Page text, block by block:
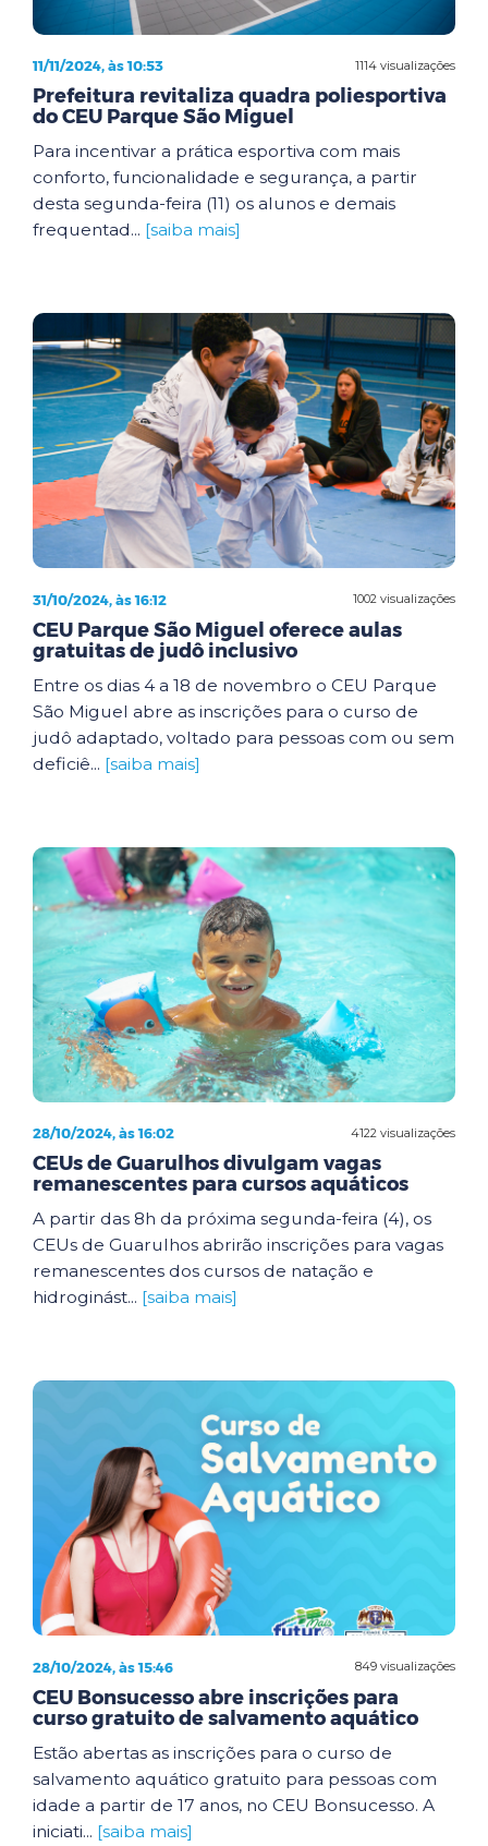
1114 visualizações
11/11/2024, às 10:53
Prefeitura revitaliza quadra poliesportiva
do CEU Parque São Miguel
Para incentivar a prática esportiva com mais
conforto, funcionalidade e segurança, a partir
desta segunda-feira (11) os alunos e demais
frequentad... [saiba mais]
1002 visualizações
31/10/2024, às 16:12
CEU Parque São Miguel oferece aulas
gratuitas de judô inclusivo
Entre os dias 4 a 18 de novembro o CEU Parque
São Miguel abre as inscrições para o curso de
judô adaptado, voltado para pessoas com ou sem
deficiê... [saiba mais]
4122 visualizações
28/10/2024, às 16:02
CEUs de Guarulhos divulgam vagas
remanescentes para cursos aquáticos
A partir das 8h da próxima segunda-feira (4), os
CEUs de Guarulhos abrirão inscrições para vagas
remanescentes dos cursos de natação e
hidroginást... [saiba mais]
849 visualizações
28/10/2024, às 15:46
CEU Bonsucesso abre inscrições para
curso gratuito de salvamento aquático
Estão abertas as inscrições para o curso de
salvamento aquático gratuito para pessoas com
idade a partir de 17 anos, no CEU Bonsucesso. A
iniciati... [saiba mais]